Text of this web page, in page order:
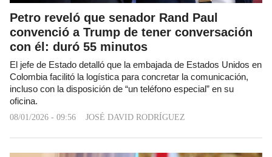
Petro reveló que senador Rand Paul
convenció a Trump de tener conversación
con él: duró 55 minutos
El jefe de Estado detalló que la embajada de Estados Unidos en
Colombia facilitó la logística para concretar la comunicación,
incluso con la disposición de “un teléfono especial” en su
oficina.
08/01/2026 - 09:56 JOSÉ DAVID RODRÍGUEZ